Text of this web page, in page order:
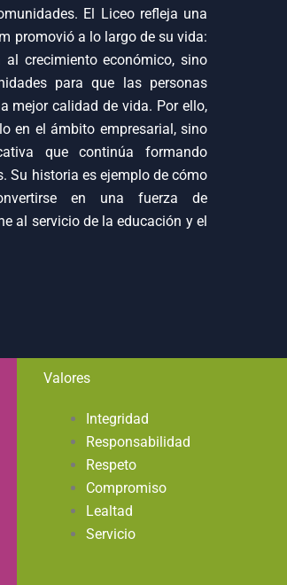
El Liceo refleja una
promovió a lo largo de su vida:
crecimiento económico, sino
para que las personas
mejor calidad de vida. Por ello,
en el ámbito empresarial, sino
que continúa formando
Su historia es ejemplo de cómo
en una fuerza de
al servicio de la educación y el
Valores
Integridad
Responsabilidad
Respeto
Compromiso
Lealtad
Servicio